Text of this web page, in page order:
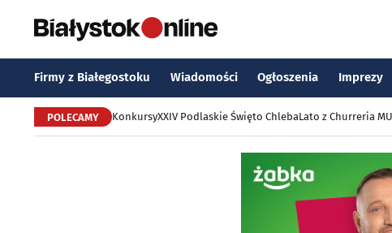
Firmy z Białegostoku Wiadomości Ogłoszenia Imprezy
POLECAMY KonkursyXXIV Podlaskie Święto ChlebaLato z Churreria